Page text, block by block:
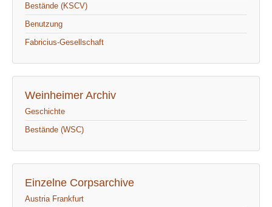
Bestände (KSCV)
Benutzung
Fabricius-Gesellschaft
Weinheimer Archiv
Geschichte
Bestände (WSC)
Einzelne Corpsarchive
Austria Frankfurt